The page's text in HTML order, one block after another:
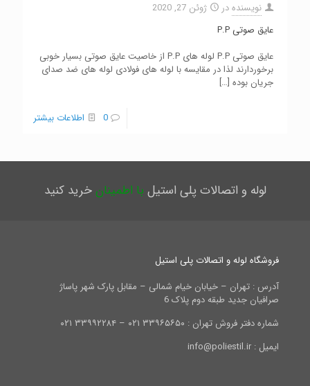
نویسندهدر
ژوئن 27, 2020
عایق صوتی P.P
عایق صوتی P.P لوله های P.P از خاصیت عایق صوتی بسیار خوبی
برخوردارند لذا در مقایسه با لوله های فولادی لوله های ضد صدای
جریان بوده […]
0 اطلاعات بیشتر
لوله و اتصالات پلی استیل با اطمینانخرید کنید
فروشگاه لوله و اتصالات پلی استیل
آدرس : تهران – خیابان خیام شمالی – مقابل پارک شهر پاساژ
صرافیان جدید طبقه دوم پلاک 6
شماره دفتر فروش تهران : ۳۳۹۶۵۶۵۰ ۰۲۱ – ۳۳۹۹۲۲۸۴ ۰۲۱
ایمیل : info@poliestil.ir